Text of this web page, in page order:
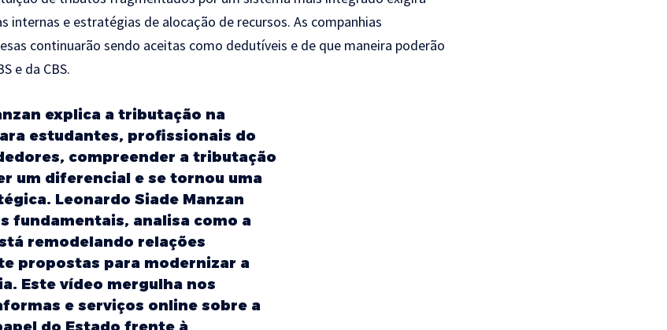
internas e estratégias de alocação de recursos. As companhias
continuarão sendo aceitas como dedutíveis e de que maneira poderão
e da CBS.
explica a tributação na
estudantes, profissionais do
compreender a tributação
um diferencial e se tornou uma
Leonardo Siade Manzan
fundamentais, analisa como a
remodelando relações
propostas para modernizar a
Este vídeo mergulha nos
e serviços online sobre a